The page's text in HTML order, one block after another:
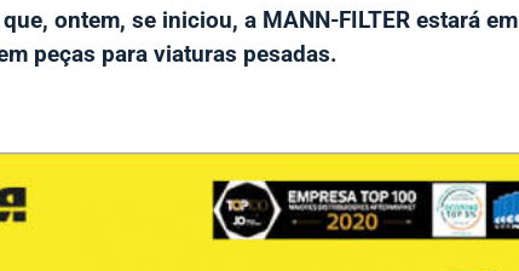
ontem, se iniciou, a MANN-FILTER estará em
peças para viaturas pesadas.